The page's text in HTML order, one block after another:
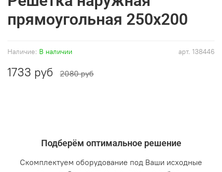
арт. 138446
Наличие: В наличии
прямоугольная 250x200
1733 руб 2080 руб
Подберём оптимальное решение
Скомплектуем оборудование под Ваши исходные